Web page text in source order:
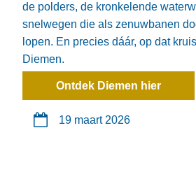
de polders, de kronkelende
snelwegen die als zenuwbanen
lopen. En precies dáár, op dat
Diemen.
Ontdek Diemen hier
19 maart 2026